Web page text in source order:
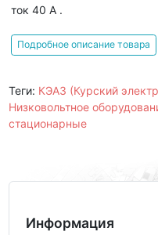
ток 40 А .
Подробное описание товара
Теги: КЭАЗ (Курский
Низковольтное
стационарные
Информация